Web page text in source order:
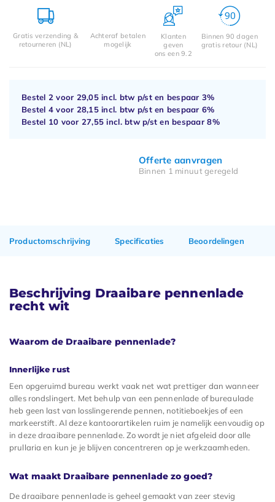
Gratis verzending &
retourneren (NL)
Achteraf betalen
mogelijk
Klanten
geven
ons een 9.2
Binnen 90 dagen
gratis retour (NL)
Bestel 2 voor 29,05incl. btw p/st en bespaar 3%
Bestel 4 voor 28,15incl. btw p/st en bespaar 6%
Bestel 10 voor 27,55 incl. btw p/st en bespaar8%
Offerte aanvragen
Binnen 1 minuut geregeld
Productomschrijving Specificaties Beoordelingen
Beschrijving Draaibare pennenlade
recht wit
Waarom de Draaibare pennenlade?
Innerlijke rust
Een opgeruimd bureau werkt vaak net wat prettiger dan wanneer
alles rondslingert. Met behulp van een pennenlade of bureaulade
heb geen last van losslingerende pennen, notitieboekjes of een
markeerstift. Al deze kantoorartikelen ruim je namelijk eenvoudig op
in deze draaibare pennenlade. Zo wordt je niet afgeleid door alle
prullaria en kun je je blijven concentreren op je werkzaamheden.
Wat maakt Draaibare pennenlade zo goed?
De draaibare pennenlade is geheel gemaakt van zeer stevig